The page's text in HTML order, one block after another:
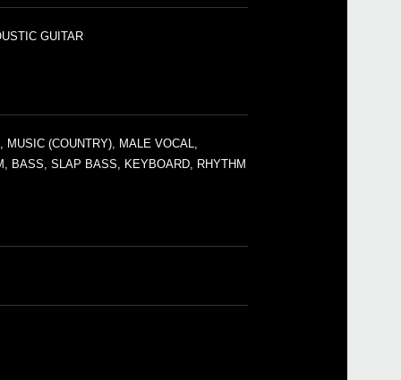
GUITAR
(COUNTRY), MALE VOCAL,
BASS, SLAP BASS, KEYBOARD, RHYTHM